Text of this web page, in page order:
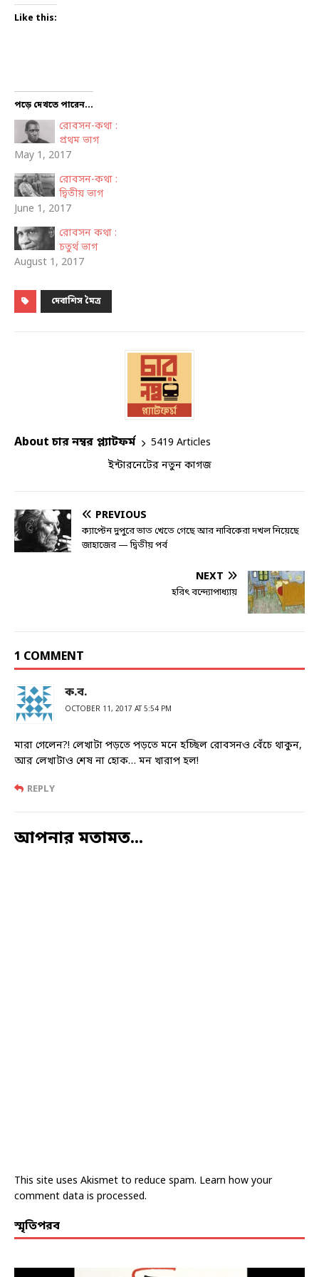
Like this:
পড়ে দেখতে পারেন...
রোবসন-কথা :
প্রথম ভাগ
May 1, 2017
রোবসন-কথা :
দ্বিতীয় ভাগ
June 1, 2017
রোবসন কথা :
চতুর্থ ভাগ
August 1, 2017
দেবাশিস মৈত্র
About চার নম্বর প্ল্যাটফর্ম
5419 Articles
ইন্টারনেটের নতুন কাগজ
PREVIOUS
ক্যাপ্টেন দুপুরে ভাত খেতে গেছে আর নাবিকেরা দখল নিয়েছে
জাহাজের — দ্বিতীয় পর্ব
NEXT
হরিৎ বন্দ্যোপাধ্যায়
1 COMMENT
ক.ব.
OCTOBER 11, 2017 AT 5:54 PM
মারা গেলেন?! লেখাটা পড়তে পড়তে মনে হচ্ছিল রোবসনও বেঁচে থাকুন,
আর লেখাটাও শেষ না হোক… মন খারাপ হল!
REPLY
আপনার মতামত...
This site uses Akismet to reduce spam. Learn how your
comment data is processed.
স্মৃতিপরব